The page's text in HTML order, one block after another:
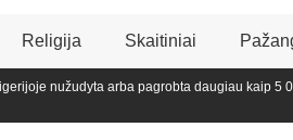
Religija Skaitiniai
nužudyta arba pagrobta daugiau kaip 5 000